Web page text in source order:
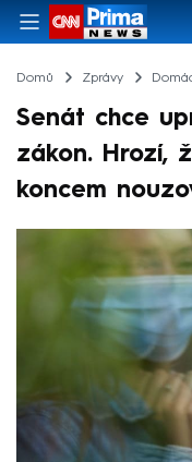
Domů Zprávy
Senát chce
zákon. Hrozí,
koncem